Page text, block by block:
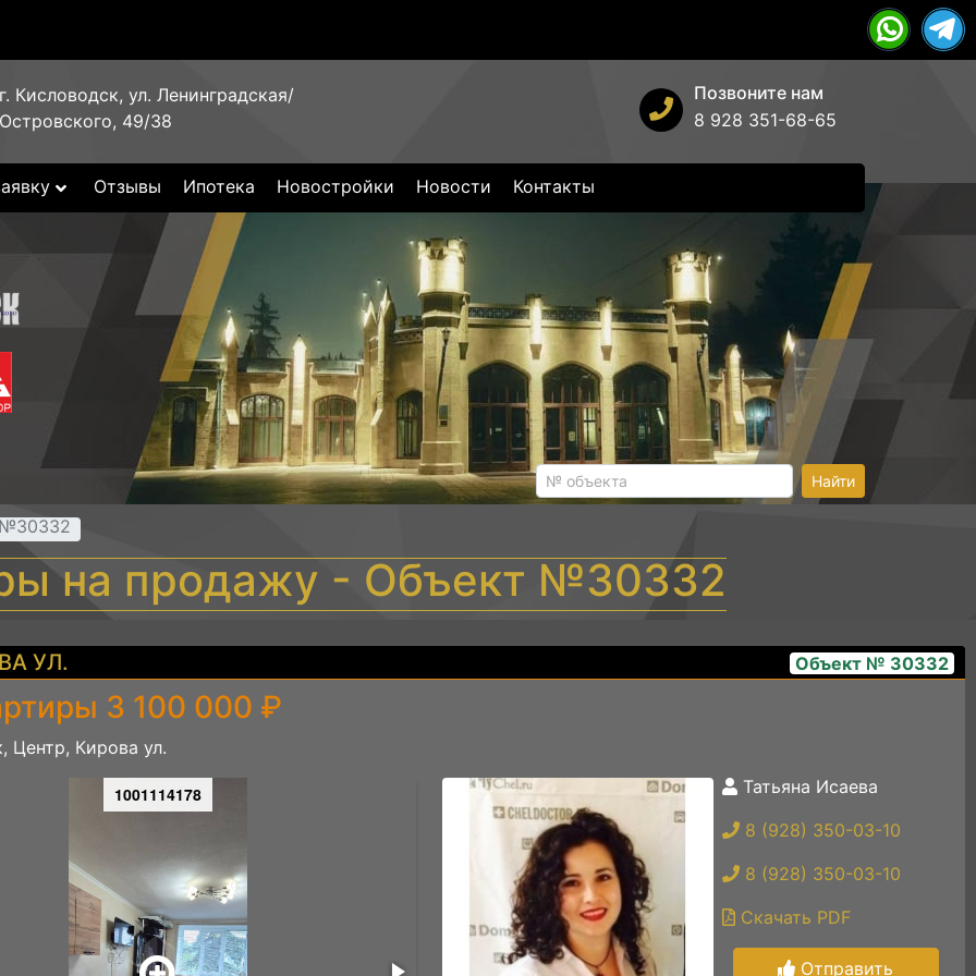
г. Кисловодск, ул. Ленинградская/
Островского, 49/38
Позвоните нам
8 928 351-68-65
Отзывы Ипотека Новостройки Новости Контакты
Найти
№30332
на продажу - Объект №30332
УЛ. Объект № 30332
3 100 000 ₽
Центр, Кирова ул.
1001114178 1001114171
Татьяна Исаева
8 (928) 350-03-10
8 (928) 350-03-10
Скачать PDF
Отправить